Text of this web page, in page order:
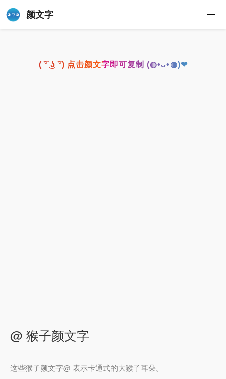
颜文字
( ͡° ͜ʖ ͡°) 点击颜文字即可复制 (◍•ᴗ•◍)❤
@ 猴子颜文字
这些猴子颜文字@ 表示卡通式的大猴子耳朵。